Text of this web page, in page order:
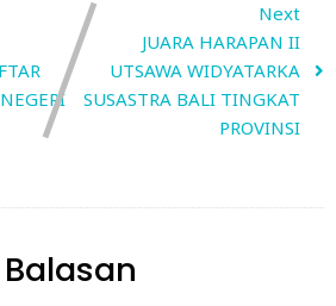
Next
JUARA HARAPAN II
UTSAWA WIDYATARKA
SUSASTRA BALI TINGKAT
PROVINSI